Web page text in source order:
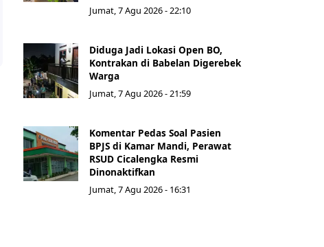
Jumat, 7 Agu 2026 - 22:10
Diduga Jadi Lokasi Open BO,
Kontrakan di Babelan Digerebek
Warga
Jumat, 7 Agu 2026 - 21:59
Komentar Pedas Soal Pasien
BPJS di Kamar Mandi, Perawat
RSUD Cicalengka Resmi
Dinonaktifkan
Jumat, 7 Agu 2026 - 16:31